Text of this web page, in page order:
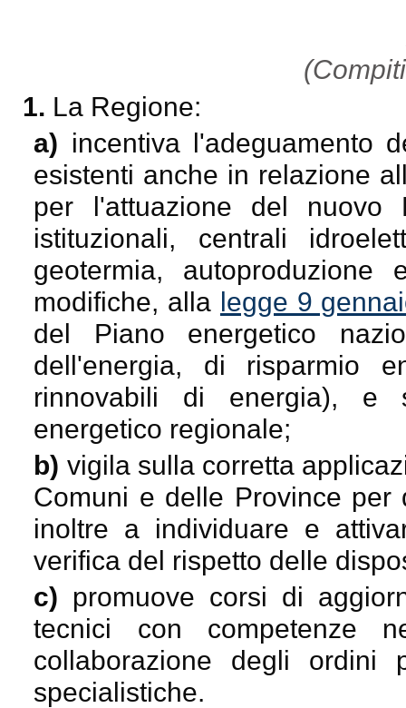
1. La Regione:
a) incentiva l'adeguamento
esistenti anche in relazione
per l'attuazione del nuovo
istituzionali, centrali
geotermia,
modifiche, alla legge 9
del Piano energetico
dell'energia, di risparmio
rinnovabili di energia), e
energetico regionale;
b) vigila sulla corretta
Comuni e delle Province per
inoltre a individuare e
verifica del rispetto delle
c) promuove corsi di
tecnici con competenze
collaborazione degli ordini
specialistiche.